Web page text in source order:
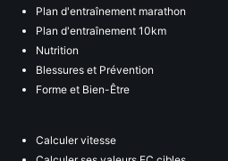
Plan d'entraînement marathon
Plan d'entraînement 10km
Nutrition
Blessures et Prévention
Forme et Bien-Être
Calculer vitesse